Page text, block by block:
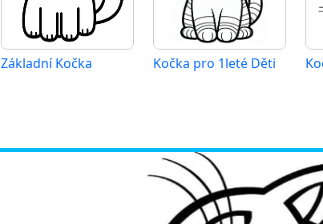
Základní Kočka Kočka pro 1leté Děti